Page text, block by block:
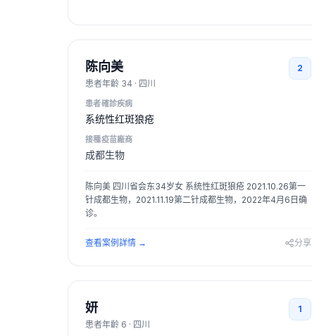
陈向美
患者年齡 34 · 四川
2
患者確診疾病
系统性红斑狼疮
接種疫苗廠商
成都生物
陈向美 四川省会东34岁女 系统性红斑狼疮 2021.10.26第一
针成都生物，2021.11.19第二针成都生物，2022年4月6日确
诊。
查看案例詳情 → 分享
妍
患者年齡 6 · 四川
1